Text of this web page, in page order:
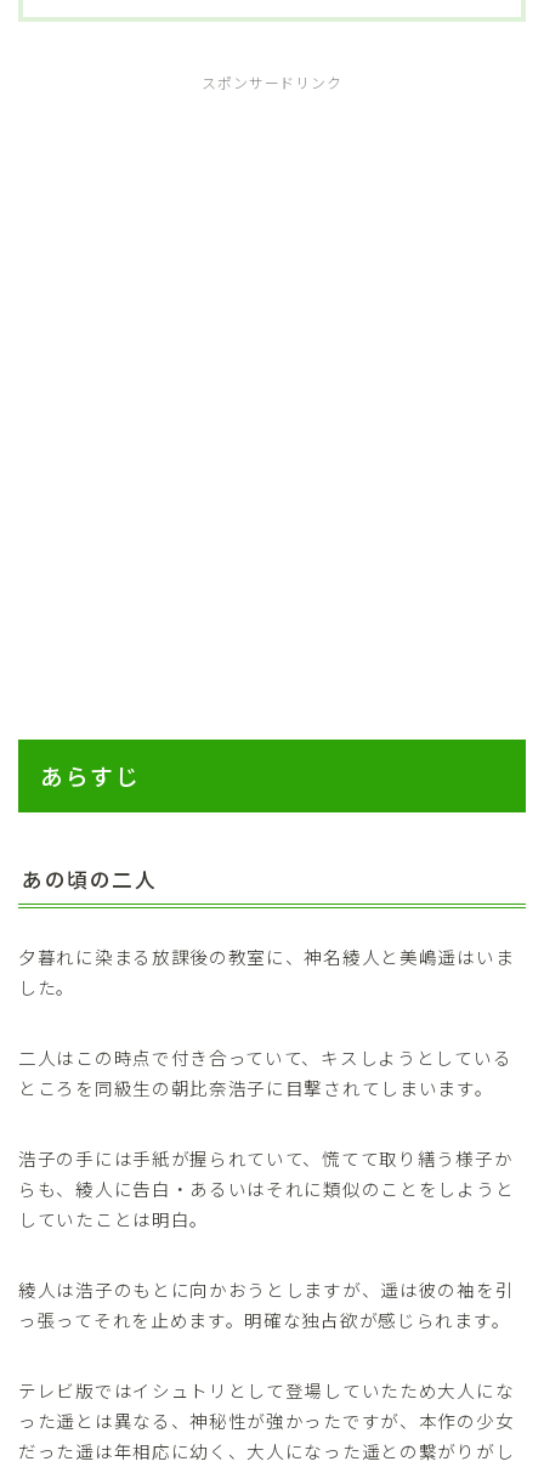
スポンサードリンク
あらすじ
あの頃の二人
夕暮れに染まる放課後の教室に、神名綾人と美嶋遥はいま
した。
二人はこの時点で付き合っていて、キスしようとしている
ところを同級生の朝比奈浩子に目撃されてしまいます。
浩子の手には手紙が握られていて、慌てて取り繕う様子か
らも、綾人に告白・あるいはそれに類似のことをしようと
していたことは明白。
綾人は浩子のもとに向かおうとしますが、遥は彼の袖を引
っ張ってそれを止めます。明確な独占欲が感じられます。
テレビ版ではイシュトリとして登場していたため大人にな
った遥とは異なる、神秘性が強かったですが、本作の少女
だった遥は年相応に幼く、大人になった遥との繋がりがし